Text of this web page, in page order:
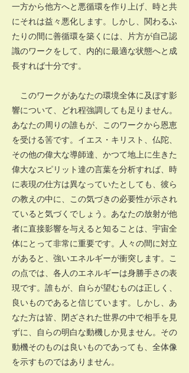
一方から他方へと悪循環を作り上げ、時と共
にそれは益々悪化します。しかし、関わるふ
たりの間に善循環を築くには、片方が自己認
識のワークをして、内的に最適な状態へと成
長すれば十分です。
このワークがあなたの環境全体に及ぼす影
響について、どれ程強調しても足りません。
あなたの周りの誰もが、このワークから恩恵
を受ける筈です。イエス・キリスト、仏陀、
その他の偉大な導師達、かつて地上に生きた
偉大なスピリット達の言葉を分析すれば、時
に表現の仕方は異なっていたとしても、彼ら
の教えの中に、この気づきの必要性が示され
ていると気づくでしょう。あなたの放射が他
者に直接影響を与えると知ることは、宇宙全
体にとって非常に重要です。人々の間に対立
があると、強いエネルギーが衝突します。こ
の点では、各人のエネルギーは身勝手さの表
現です。誰もが、自らが望むものは正しく、
良いものであると信じています。しかし、あ
なた方は皆、閉ざされた世界の中で相手を見
ずに、自らの明白な動機しか見ません。その
動機そのものは良いものであっても、全体像
を示すものではありません。